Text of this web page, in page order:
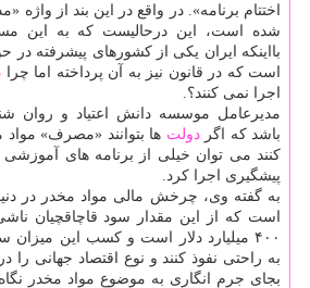
اختتام برنامه». در واقع در این بند از
شده است، این درحالیست كه به این
بااینكه ایران یكی از كشورهای پیشرفته در
است كه در قانون نیز به آن پرداخته اما چرا
اجرا نمی كنند؟.
مدیرعامل موسسه دانش اعتیاد و روان
باشد كه اگردولت ها بتوانند «مصرف»
كنند می توان خیلی از برنامه های آموزشی
پیشگیری اجرا كرد.
است كه از این مقدار سود قاچاقچیان
۴۰۰ میلیارد دلار است و كسب این میزان
به راحتی نفوذ كنند و نوع اقتصاد جهانی را
بجای جرم انگاری به موضوع مواد مخدر